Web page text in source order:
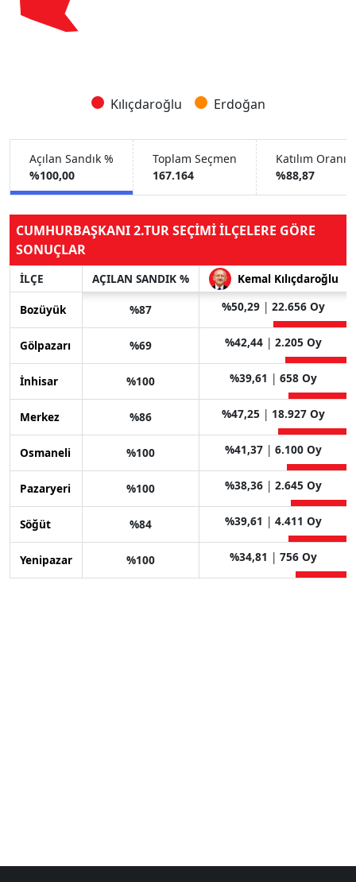
Kılıçdaroğlu Erdoğan
Açılan Sandık %
%100,00
Toplam Seçmen
167.164
Katılım Oranı
%88,87
CUMHURBAŞKANI 2.TUR SEÇİMİ İLÇELERE GÖRE
SONUÇLAR
İLÇE AÇILAN SANDIK % Kemal Kılıçdaroğlu
Bozüyük %87 %50,29 | 22.656 Oy
Gölpazarı %69 %42,44 | 2.205 Oy
İnhisar %100 %39,61 | 658 Oy
Merkez %86 %47,25 | 18.927 Oy
Osmaneli %100 %41,37 | 6.100 Oy
Pazaryeri %100 %38,36 | 2.645 Oy
Söğüt %84 %39,61 | 4.411 Oy
Yenipazar %100 %34,81 | 756 Oy